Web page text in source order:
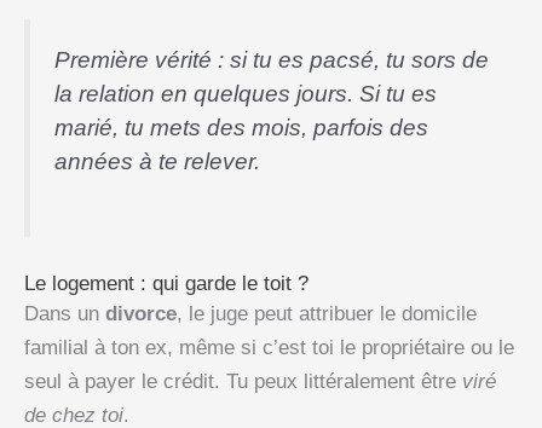
Première vérité : si tu es pacsé, tu sors de
la relation en quelques jours. Si tu es
marié, tu mets des mois, parfois des
années à te relever.
Le logement : qui garde le toit ?
Dans un divorce, le juge peut attribuer le domicile
familial à ton ex, même si c’est toi le propriétaire ou le
seul à payer le crédit. Tu peux littéralement être viré
de chez toi.